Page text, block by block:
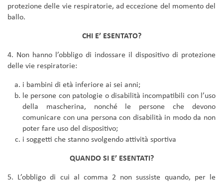
protezione delle vie respiratorie, ad eccezione del momento del
ballo.
CHI E’ ESENTATO?
4. Non hanno l’obbligo di indossare il dispositivo di protezione
delle vie respiratorie:
i bambini di età inferiore ai sei anni;
le persone con patologie o disabilità incompatibili con l’uso
della mascherina, nonché le persone che devono
comunicare con una persona con disabilità in modo da non
poter fare uso del dispositivo;
i soggetti che stanno svolgendo attività sportiva
QUANDO SI E’ ESENTATI?
5. L’obbligo di cui al comma 2 non sussiste quando, per le